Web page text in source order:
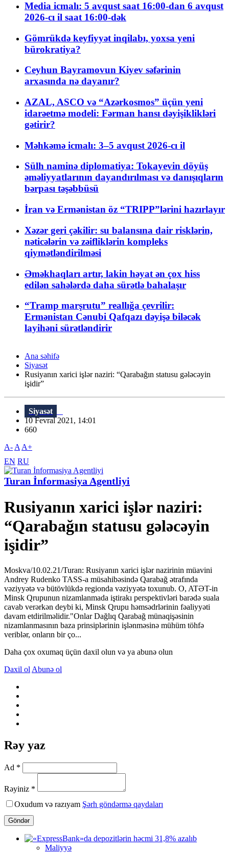
Media icmalı: 5 avqust saat 16:00-dan 6 avqust
2026-cı il saat 16:00-dək
Gömrükdə keyfiyyət inqilabı, yoxsa yeni
bürokratiya?
Ceyhun Bayramovun Kiyev səfərinin
arxasında nə dayanır?
AZAL, ASCO və “Azərkosmos” üçün yeni
idarəetmə modeli: Fərman hansı dəyişiklikləri
gətirir?
Məhkəmə icmalı: 3–5 avqust 2026-cı il
Sülh naminə diplomatiya: Tokayevin döyüş
əməliyyatlarının dayandırılması və danışıqların
bərpası təşəbbüsü
İran və Ermənistan öz “TRIPP”lərini hazırlayır
Xəzər geri çəkilir: su balansına dair risklərin,
nəticələrin və zəifliklərin kompleks
qiymətləndirilməsi
Əməkhaqları artır, lakin həyat ən çox hiss
edilən sahələrdə daha sürətlə bahalaşır
“Tramp marşrutu” reallığa çevrilir:
Ermənistan Cənubi Qafqazı dəyişə biləcək
layihəni sürətləndirir
Ana səhifə
Siyasət
Rusiyanın xarici işlər naziri: “Qarabağın statusu gələcəyin
işidir”
Siyasət
10 Fevral 2021, 14:01
660
A- A A+
EN RU
Turan İnformasiya Agentliyi
Rusiyanın xarici işlər naziri:
“Qarabağın statusu gələcəyin
işidir”
Moskva/10.02.21/Turan: Rusiyanın xarici işlər nazirinin müavini
Andrey Rudenko TASS-a müsahibəsində Qarabağ ətrafında
vəziyyətə və bütövlükdə regionda vəziyyətə toxunub. O, ATƏT-in
Minsk Qrupunun nizamlanmada iştirakı perspektivləri barədə suala
cavab verərkən deybi ki, Minsk Qrupu həmsədrlərinin fəaliyyəti
davam etdirilməlidir."Onlar Dağlıq Qarabağ münaqişəsinin
nizamlanmasının baza prinsiplərinin işlənməsinə mühüm töhfə
veriblər, onların bir ço...
Daha çox oxumaq üçün daxil olun və ya abunə olun
Daxil ol Abunə ol
Rəy yaz
Ad *
Rəyiniz *
Oxudum və razıyam Şərh göndərmə qaydaları
Göndər
Maliyyə